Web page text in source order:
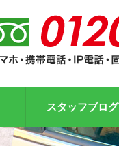
スタッフブログ